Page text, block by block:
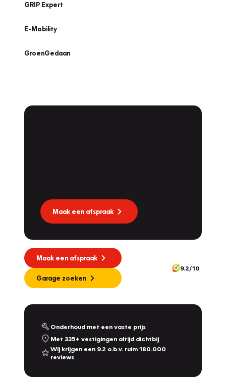
GRIP Expert
E-Mobility
GroenGedaan
Maak een afspraak
Maak een afspraak
Garage zoeken
9.2/10
Onderhoud met een vaste prijs
Met 335+ vestigingen altijd dichtbij
Wij krijgen een 9.2 o.b.v. ruim 180.000
reviews